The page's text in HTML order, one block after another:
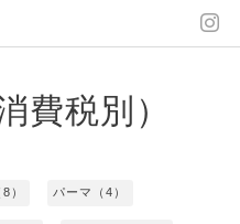
費税別）
） パーマ（4）